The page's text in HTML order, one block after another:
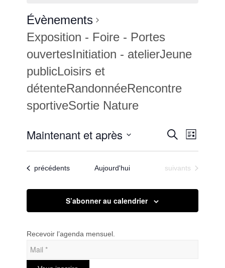
Évènements
Exposition - Foire - Portes
ouvertesInitiation - atelierJeune
publicLoisirs et
détenteRandonnéeRencontre
sportiveSortie Nature
et
vues
Recherche
vues
Liste
Maintenant et après
date.Évènements
précédents Aujourd'hui Évènements
suivants
S’abonner au calendrier
Recevoir l’agenda mensuel.